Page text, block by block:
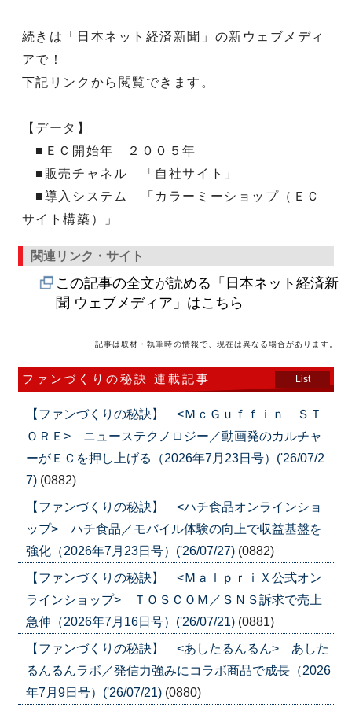
続きは「日本ネット経済新聞」の新ウェブメディ
アで！
下記リンクから閲覧できます。
【データ】
■ＥＣ開始年 ２００５年
■販売チャネル 「自社サイト」
■導入システム 「カラーミーショップ（ＥＣ
サイト構築）」
関連リンク・サイト
この記事の全文が読める「日本ネット経済新
聞 ウェブメディア」はこちら
記事は取材・執筆時の情報で、現在は異なる場合があります。
ファンづくりの秘訣 連載記事 List
【ファンづくりの秘訣】 <ＭｃＧｕｆｆｉｎ ＳＴ
ＯＲＥ> ニューステクノロジー／動画発のカルチャ
ーがＥＣを押し上げる（2026年7月23日号）('26/07/2
7) (0882)
【ファンづくりの秘訣】 <ハチ食品オンラインショ
ップ> ハチ食品／モバイル体験の向上で収益基盤を
強化（2026年7月23日号）('26/07/27) (0882)
【ファンづくりの秘訣】 <ＭａｌｐｒｉＸ公式オン
ラインショップ> ＴＯＳＣＯＭ／ＳＮＳ訴求で売上
急伸（2026年7月16日号）('26/07/21) (0881)
【ファンづくりの秘訣】 <あしたるんるん> あした
るんるんラボ／発信力強みにコラボ商品で成長（2026
年7月9日号）('26/07/21) (0880)